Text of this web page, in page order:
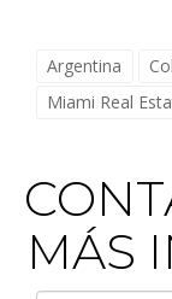
Moscú,
São
Londres,
Argentina
Miami Real
MÁS